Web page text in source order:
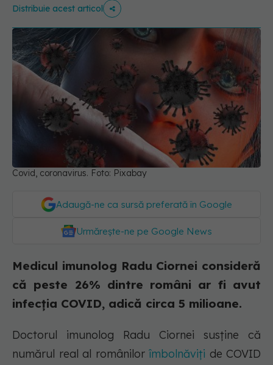
Distribuie acest articol
Covid, coronavirus. Foto: Pixabay
Adaugă-ne ca sursă preferată în Google
Urmărește-ne pe Google News
Medicul imunolog Radu Ciornei consideră
că peste 26% dintre români ar fi avut
infecția COVID, adică circa 5 milioane.
Doctorul imunolog Radu Ciornei susține că
numărul real al românilor îmbolnăviți de COVID